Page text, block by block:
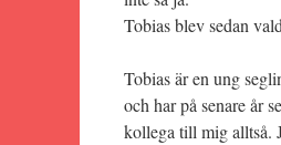
Tobias blev sedan
Tobias är en ung
och har på senare år
kollega till mig alltså.